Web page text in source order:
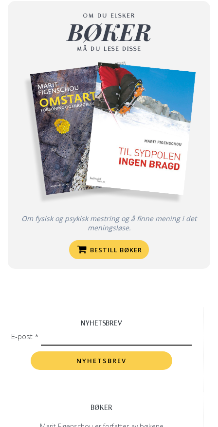
OM DU ELSKER
BØKER
MÅ DU LESE DISSE
Om fysisk og psykisk mestring og å finne mening i det
meningsløse.
BESTILL BØKER
NYHETSBREV
E-post *
BØKER